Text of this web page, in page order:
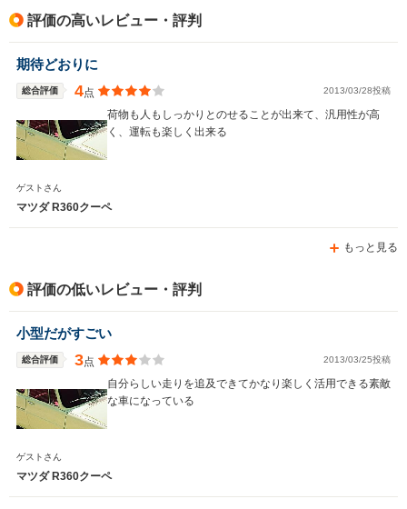
燃費
-m
評価の高いレビュー・評判
期待どおりに
総合評価 4点 2013/03/28投稿
荷物も人もしっかりとのせることが出来て、汎用性が高
く、運転も楽しく出来る
ゲストさん
マツダ R360クーペ
もっと見る
評価の低いレビュー・評判
小型だがすごい
総合評価 3点 2013/03/25投稿
自分らしい走りを追及できてかなり楽しく活用できる素敵
な車になっている
ゲストさん
マツダ R360クーペ